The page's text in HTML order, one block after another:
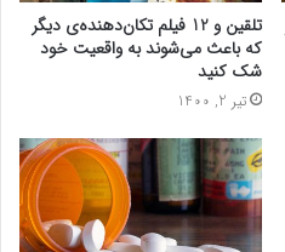
تلقین و 12 فیلم تکان‌دهنده‌ی دیگر
که باعث می‌شوند به واقعیت خود
شک کنید
تیر 2, 1400